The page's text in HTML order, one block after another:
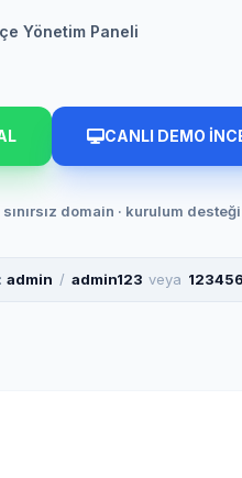
Yönetim Paneli
CANLI DEMO
sınırsız domain · kurulum
admin / admin123 veya 123456